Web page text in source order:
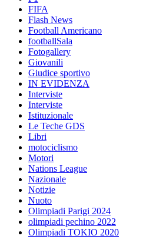
FIFA
Flash News
Football Americano
footballSala
Fotogallery
Giovanili
Giudice sportivo
IN EVIDENZA
Interviste
Interviste
Istituzionale
Le Teche GDS
Libri
motociclismo
Motori
Nations League
Nazionale
Notizie
Nuoto
Olimpiadi Parigi 2024
olimpiadi pechino 2022
Olimpiadi TOKIO 2020